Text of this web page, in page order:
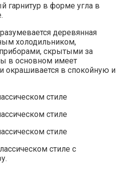
гарнитур в форме угла в
деревянная
холодильником,
скрытыми за
в основном имеет
окрашивается в спокойную и
стиле с